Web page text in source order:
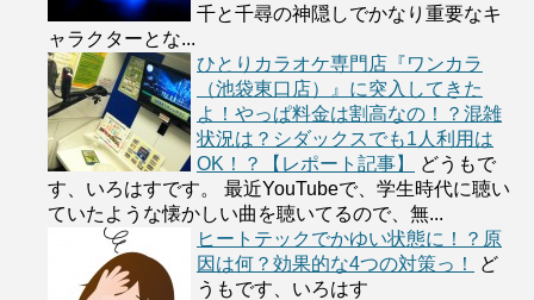
千と千尋の神隠しでかなり重要なキ
ャラクターとな...
ひとりカラオケ専門店『ワンカラ
（池袋東口店）』に突入してきた
よ！やっぱ料金は割高なの！？混雑
状況は？シダックスでも1人利用は
OK！？【レポート記事】
どうもで
す、いろはすです。 最近YouTubeで、学生時代に聴い
ていたような懐かしい曲を聴いてるので、無...
ヒートテックでかゆい状態に！？原
因は何？効果的な4つの対策っ！
ど
うもです、いろはす